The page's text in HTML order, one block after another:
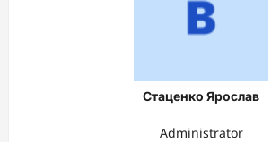
Стаценко Ярослав
Administrator